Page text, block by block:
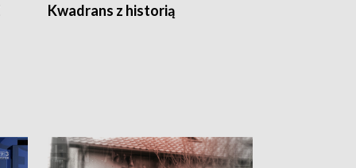
Kwadrans z historią